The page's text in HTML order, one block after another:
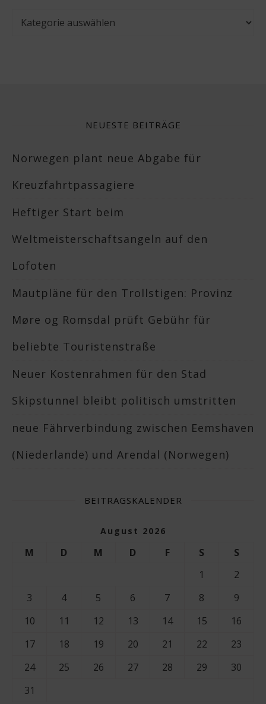
NEUESTE BEITRÄGE
Norwegen plant neue Abgabe für
Kreuzfahrtpassagiere
Heftiger Start beim
Weltmeisterschaftsangeln auf den
Lofoten
Mautpläne für den Trollstigen: Provinz
Møre og Romsdal prüft Gebühr für
beliebte Touristenstraße
Neuer Kostenrahmen für den Stad
Skipstunnel bleibt politisch umstritten
neue Fährverbindung zwischen Eemshaven
(Niederlande) und Arendal (Norwegen)
BEITRAGSKALENDER
August 2026
M D M D F S
S
1
2
3
4 5 6 7 8
9
10
11 12 13 14 15
16
17
18 19 20 21 22
23
24
25 26 27 28 29
30
31